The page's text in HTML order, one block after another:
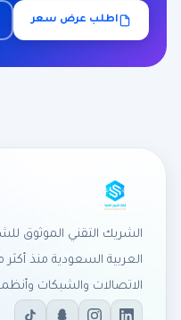
اطلب عرض سعر
الشريك التقني الموثوق
الاتصالات والشبكات